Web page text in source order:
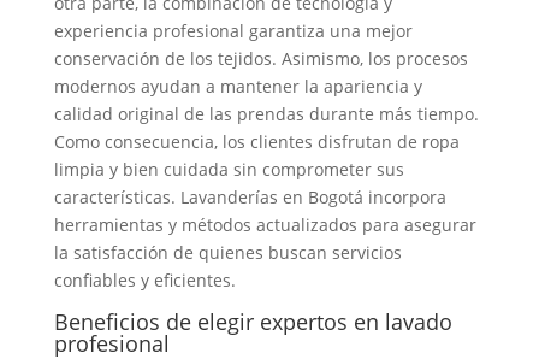
experiencia profesional garantiza una mejor
conservación de los tejidos. Asimismo, los procesos
modernos ayudan a mantener la apariencia y
calidad original de las prendas durante más tiempo.
Como consecuencia, los clientes disfrutan de ropa
limpia y bien cuidada sin comprometer sus
características. Lavanderías en Bogotá incorpora
herramientas y métodos actualizados para asegurar
la satisfacción de quienes buscan servicios
confiables y eficientes.
Beneficios de elegir expertos en lavado
profesional